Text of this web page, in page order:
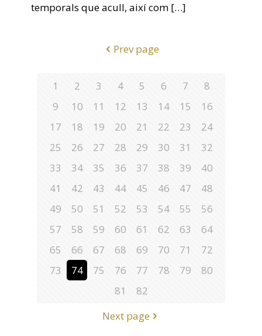
temporals que acull, així com […]
Prev page
1 2 3 4 5 6 7
8
9
10 11 12 13 14 15
16
17
18 19 20 21 22 23
24
25
26 27 28 29 30 31
32
33
34 35 36 37 38 39
40
41
42 43 44 45 46 47
48
49
50 51 52 53 54 55
56
57
58 59 60 61 62 63
64
65
66 67 68 69 70 71
72
73
74 75 76 77 78 79
80
81
82
Next page